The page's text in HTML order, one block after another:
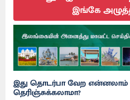
இங்கே
இது தொடர்பா வேற என்னலாம்
தெரிஞ்சுக்கலாமா?